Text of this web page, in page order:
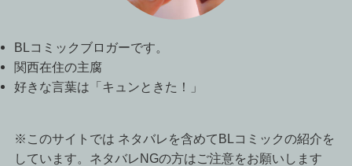
BLコミックブロガーです。
関西在住の主腐
好きな言葉は「キュンときた！」
※このサイトでは ネタバレを含めてBLコミックの紹介を
しています。ネタバレNGの方はご注意をお願いします